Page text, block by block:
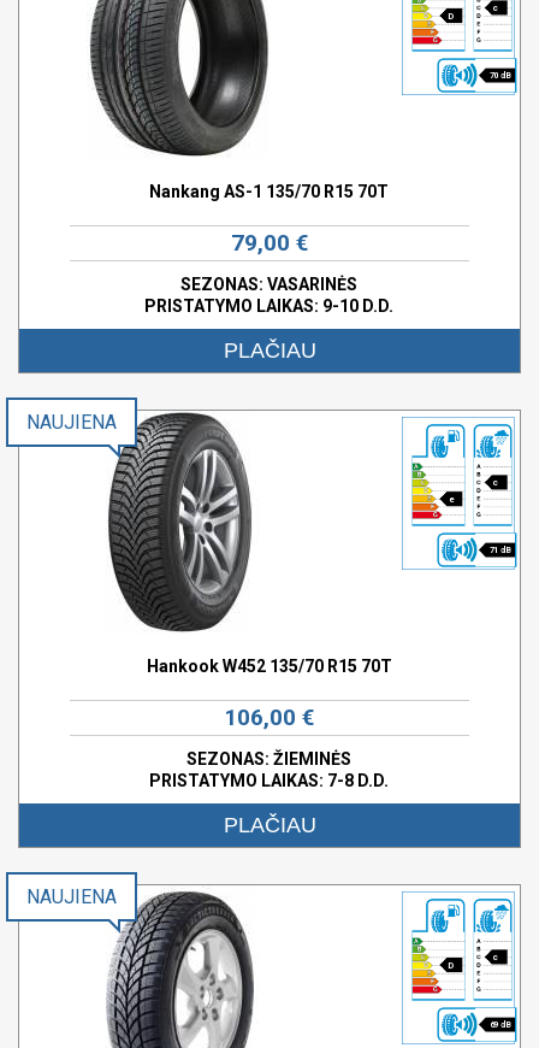
D
c
70 dB
Nankang AS-1 135/70 R15 70T
79,00 €
SEZONAS: VASARINĖS
PRISTATYMO LAIKAS: 9-10 D.D.
PLAČIAU
e
c
71 dB
NAUJIENA
Hankook W452 135/70 R15 70T
106,00 €
SEZONAS: ŽIEMINĖS
PRISTATYMO LAIKAS: 7-8 D.D.
PLAČIAU
D
c
69 dB
NAUJIENA